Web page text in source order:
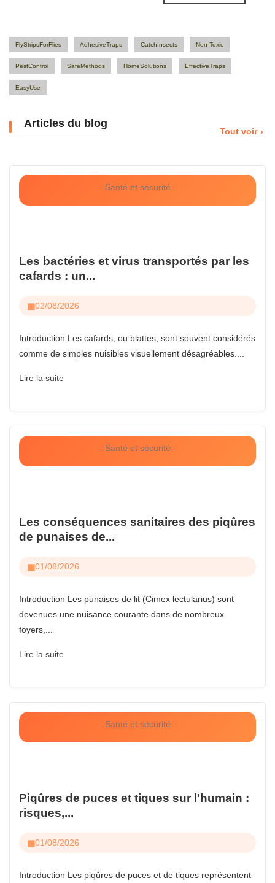
FlyStripsForFlies AdhesiveTraps CatchInsects Non-Toxic
PestControl SafeMethods HomeSolutions EffectiveTraps
EasyUse
Articles du blog
Tout voir
Santé et sécurité
Les bactéries et virus transportés par les
cafards : un...
02/08/2026
Introduction Les cafards, ou blattes, sont souvent considérés
comme de simples nuisibles visuellement désagréables....
Lire la suite
Santé et sécurité
Les conséquences sanitaires des piqûres
de punaises de...
01/08/2026
Introduction Les punaises de lit (Cimex lectularius) sont
devenues une nuisance courante dans de nombreux
foyers,...
Lire la suite
Santé et sécurité
Piqûres de puces et tiques sur l'humain :
risques,...
01/08/2026
Introduction Les piqûres de puces et de tiques représentent